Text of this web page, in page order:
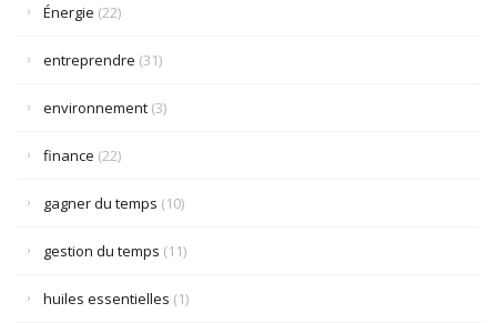
Énergie (22)
entreprendre (31)
environnement (3)
finance (22)
gagner du temps (10)
gestion du temps (11)
huiles essentielles (1)